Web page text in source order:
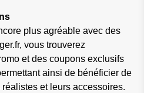
plus agréable avec des
vous trouverez
et des coupons exclusifs
ainsi de bénéficier de
et leurs accessoires.